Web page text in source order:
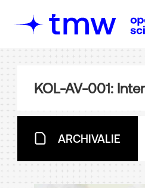
KOL-AV-001:
ARCHIVALIE